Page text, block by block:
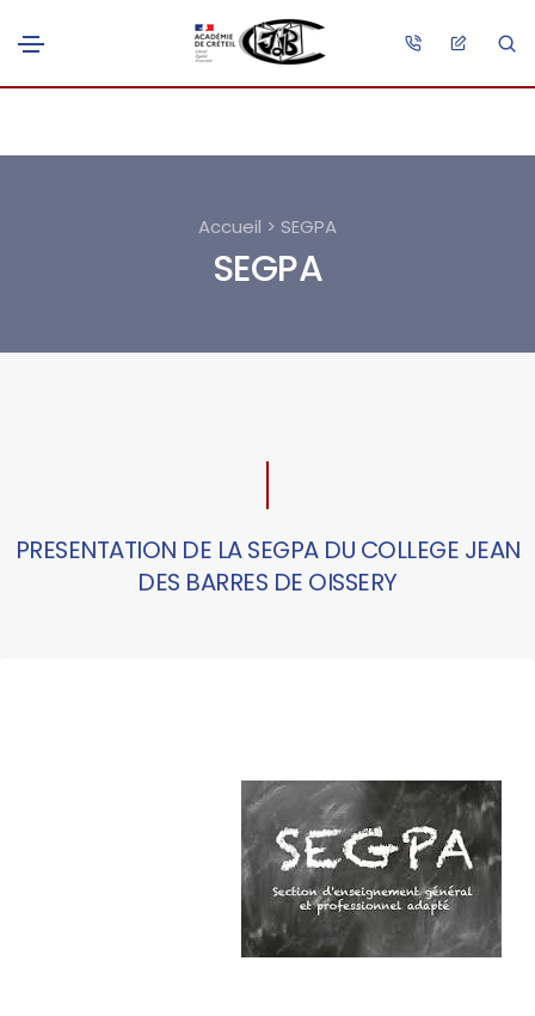
Accueil > SEGPA
SEGPA
PRESENTATION DE LA SEGPA DU COLLEGE JEAN
DES BARRES DE OISSERY